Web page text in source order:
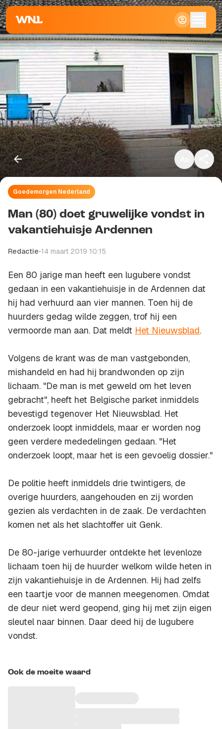
Klein
Standaard
Groot
Goedemorgen Nederland
Man (80) doet gruwelijke vondst in
vakantiehuisje Ardennen
Redactie•14 maart 2019 10:15
Een 80 jarige man heeft een lugubere vondst
gedaan in een vakantiehuisje in de Ardennen dat
hij had verhuurd aan vier mannen. Toen hij de
huurders gedag wilde zeggen, trof hij een
vermoorde man aan. Dat meldt Het Nieuwsblad.
Volgens de krant was de man vastgebonden,
mishandeld en had hij brandwonden op zijn
lichaam. "De man is met geweld om het leven
gebracht", heeft het Belgische parket inmiddels
bevestigd tegenover Het Nieuwsblad. Het
onderzoek loopt inmiddels, maar er worden nog
geen verdere mededelingen gedaan. "Het
onderzoek loopt, maar het is een gevoelig dossier."
De politie heeft inmiddels drie twintigers, de
overige huurders, aangehouden en zij worden
gezien als verdachten in de zaak. De verdachten
komen net als het slachtoffer uit Genk.
De 80-jarige verhuurder ontdekte het levenloze
lichaam toen hij de huurder welkom wilde heten in
zijn vakantiehuisje in de Ardennen. Hij had zelfs
een taartje voor de mannen meegenomen. Omdat
de deur niet werd geopend, ging hij met zijn eigen
sleutel naar binnen. Daar deed hij de lugubere
vondst.
Ook de moeite waard